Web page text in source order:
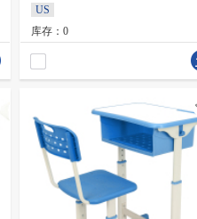
US
库存：0